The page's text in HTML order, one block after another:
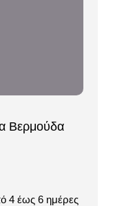
Βερμούδα
επιλογή για
4 έως 6 ημέρες